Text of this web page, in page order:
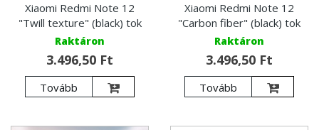
Xiaomi Redmi Note 12
"Twill texture" (black) tok
Raktáron
3.496,50 Ft
Tovább
Xiaomi Redmi Note 12
"Carbon fiber" (black) tok
Raktáron
3.496,50 Ft
Tovább